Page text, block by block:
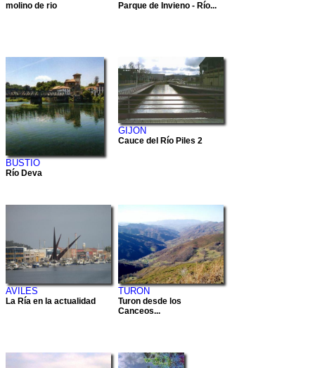
molino de rio Parque de Invieno - Río...
BUSTIO
Río Deva
GIJON
Cauce del Río Piles 2
AVILES
La Ría en la actualidad
TURON
Turon desde los
Canceos...